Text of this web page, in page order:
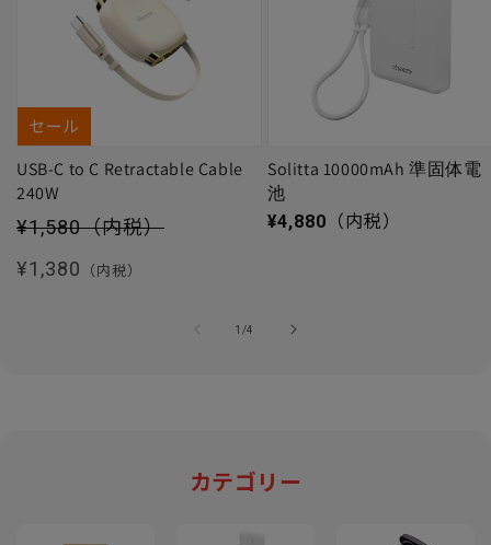
セール
USB-C to C Retractable Cable
240W
セール価格
¥1,580（内税）
通常価格
¥1,380 （内税）
Solitta 10000mAh 準固体電
池
通常価格
¥4,880 （内税）
1 /
の4
カテゴリー